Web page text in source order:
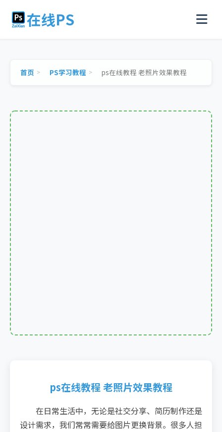
在线PS
首页 PS学习教程 ps在线教程 老照片效果教程
ps在线教程 老照片效果教程
在日常生活中，无论是社交分享、简历制作还是
设计需求，我们常常需要给图片更换背景。很多人担